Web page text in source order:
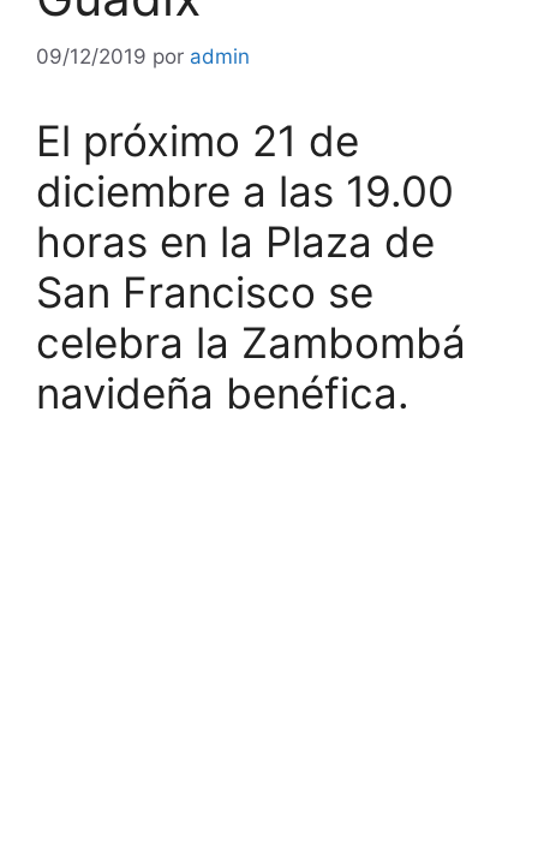
09/12/2019 por admin
El próximo 21 de
diciembre a las 19.00
horas en la Plaza de
San Francisco se
celebra la Zambombá
navideña benéfica.